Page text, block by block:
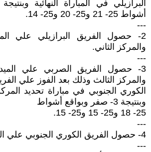
أشواط 25- 21 و25- 20 و25- 14.
---
2- حصول الفريق البرازيلي علي
والمركز الثاني.
---
3- حصول الفريق الصربي علي
والمركز الثالث وذلك بعد الفوز علي
الكوري الجنوبي في مباراة تحديد
وبنتيجة 3- صفر وبواقع أشواط
25- 18 و25- 15 و25- 15.
---
4- حصول الفريق الكوري الجنوبي علي المركز الرابع.
---